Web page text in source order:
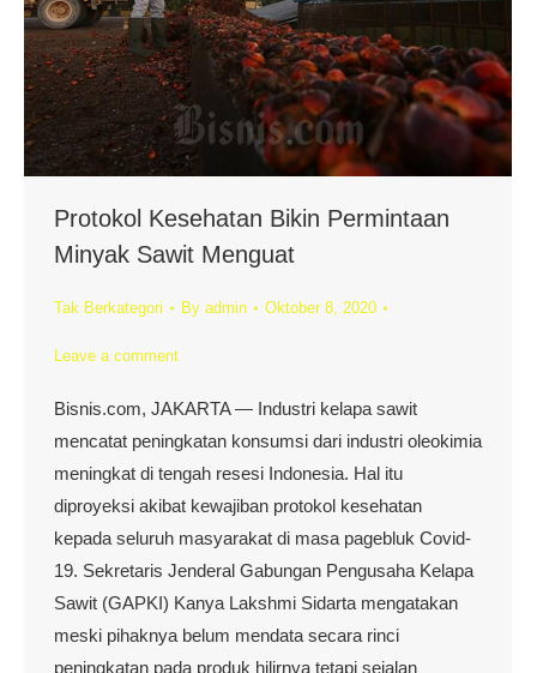
Protokol Kesehatan Bikin Permintaan
Minyak Sawit Menguat
Tak Berkategori By admin Oktober 8, 2020
Leave a comment
Bisnis.com, JAKARTA — Industri kelapa sawit
mencatat peningkatan konsumsi dari industri oleokimia
meningkat di tengah resesi Indonesia. Hal itu
diproyeksi akibat kewajiban protokol kesehatan
kepada seluruh masyarakat di masa pagebluk Covid-
19. Sekretaris Jenderal Gabungan Pengusaha Kelapa
Sawit (GAPKI) Kanya Lakshmi Sidarta mengatakan
meski pihaknya belum mendata secara rinci
peningkatan pada produk hilirnya tetapi sejalan